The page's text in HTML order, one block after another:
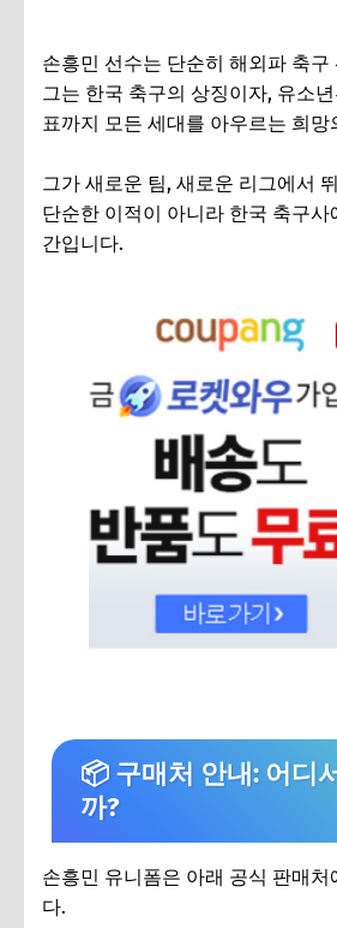
손흥민 선수는 단순히 해외파 축구
그는 한국 축구의 상징이자, 유소
표까지 모든 세대를 아우르는 희망
그가 새로운 팀, 새로운 리그에서
단순한 이적이 아니라 한국 축구사
간입니다.
📦 구매처 안내: 어디
까?
손흥민 유니폼은 아래 공식 판매처
다.